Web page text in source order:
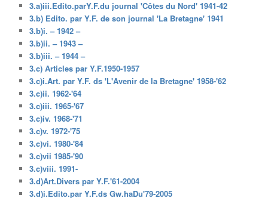
3.a)iii.Edito.parY.F.du journal 'Côtes du Nord' 1941-42
3.b) Edito. par Y.F. de son journal 'La Bretagne' 1941
3.b)i. – 1942 –
3.b)ii. – 1943 –
3.b)iii. – 1944 –
3.c) Articles par Y.F.1950-1957
3.c)i.Art. par Y.F. ds 'L'Avenir de la Bretagne' 1958-'62
3.c)ii. 1962-'64
3.c)iii. 1965-'67
3.c)iv. 1968-'71
3.c)v. 1972-'75
3.c)vi. 1980-'84
3.c)vii 1985-'90
3.c)viii. 1991-
3.d)Art.Divers par Y.F.'61-2004
3.d)i.Edito.par Y.F.ds Gw.haDu'79-2005